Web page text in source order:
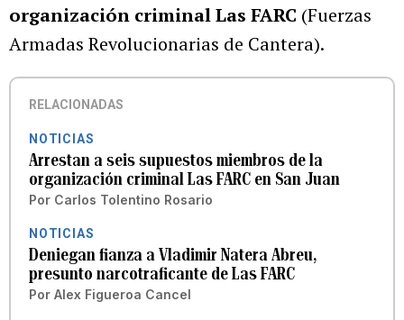
organización criminal Las FARC (Fuerzas
Armadas Revolucionarias de Cantera).
RELACIONADAS
NOTICIAS
Arrestan a seis supuestos miembros de la
organización criminal Las FARC en San Juan
Por Carlos Tolentino Rosario
NOTICIAS
Deniegan fianza a Vladimir Natera Abreu,
presunto narcotraficante de Las FARC
Por Alex Figueroa Cancel